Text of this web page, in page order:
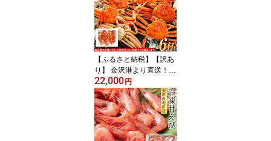
に | 金沢市 ボイル加工 北
陸沖水揚げ カニ 姿 ズワ
イガニ 人気 おすすめ 海
鮮 魚介類 食品 グルメ 贈
答品 石川県産 北陸産 旬
の味覚
【ふるさと納税】【訳あ
り】 金沢港より直送！
ボイル 香箱ガニ 6杯セッ
ト 釜茹で 冷蔵 先行予約
2026年発送 | わけあり 年
内発送 蟹 かに セイコガ
ニ 香箱かに ズワイガニ
がに リピート ボイル 香
22,000円